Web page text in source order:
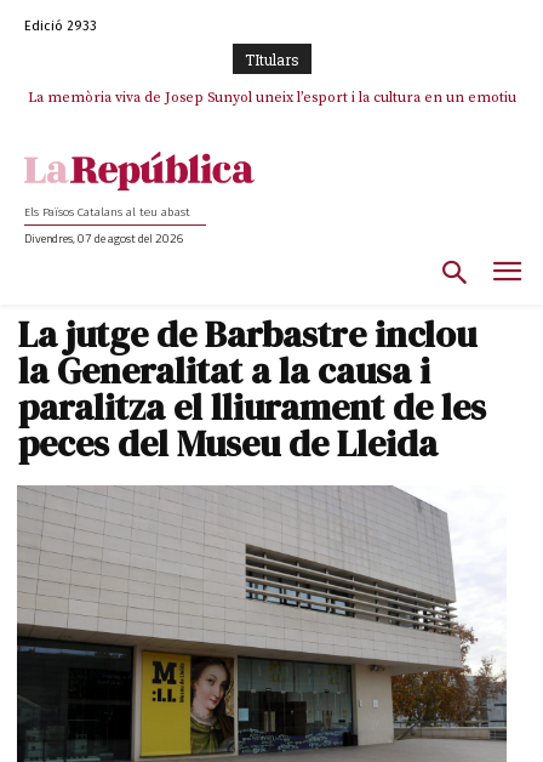
Edició 2933
TItulars
La memòria viva de Josep Sunyol uneix l’esport i la cultura en un emotiu
La “dignitat” a mitges de Marc Puigtió: renuncia a Girona pels àudios però
Els Països Catalans al teu abast
Divendres, 07 de agost del 2026
La jutge de Barbastre inclou
la Generalitat a la causa i
paralitza el lliurament de les
peces del Museu de Lleida